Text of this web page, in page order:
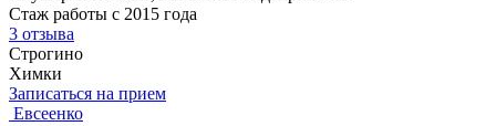
Стаж работы с 2015 года
3 отзыва
Строгино
Химки
Записаться на прием
Евсеенко